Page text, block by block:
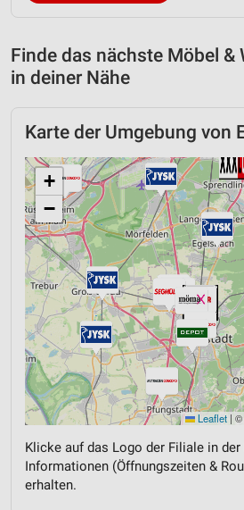
Finde das nächste Möbel &
in deiner Nähe
Karte der Umgebung von
+
−
Leaflet | ©
Klicke auf das Logo der Filiale in der
Informationen (Öffnungszeiten &
erhalten.